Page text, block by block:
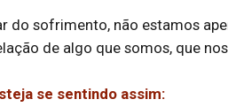
do sofrimento, não estamos
de algo que somos, que
se sentindo assim: